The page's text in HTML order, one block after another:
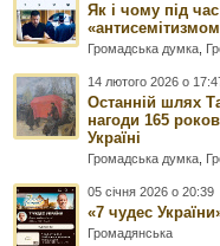
Як і чому під
Громадська думка
14 лютого 2026 о
Останній шлях
нагоди 165
Україні
Громадська думка
05 січня 2026 о 20:39
«7 чудес
Громадянська